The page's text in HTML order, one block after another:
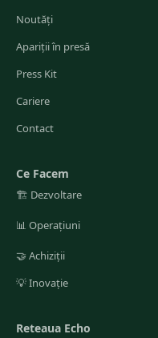
Noutăți
Apariții în presă
Press Kit
Cariere
Contact
Ce Facem
🏗️ Dezvoltare
📊 Operațiuni
🤝 Achiziții
💡Inovație
Reteaua Echo